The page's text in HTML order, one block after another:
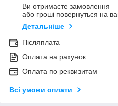
Ви отримаєте замовлення
або гроші повернуться на
Детальніше
Післяплата
Оплата на рахунок
Оплата по реквизитам
Всі умови оплати